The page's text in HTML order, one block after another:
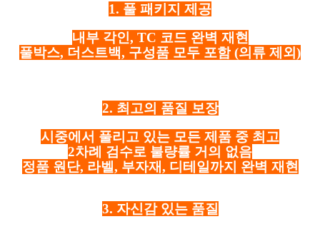
1. 풀 패키지 제공
내부 각인, TC 코드 완벽 재현
풀박스, 더스트백, 구성품 모두 포함 (의류 제외)
2. 최고의 품질 보장
시중에서 풀리고 있는 모든 제품 중 최고
2차례 검수로 불량률 거의 없음
정품 원단, 라벨, 부자재, 디테일까지 완벽 재현
3. 자신감 있는 품질